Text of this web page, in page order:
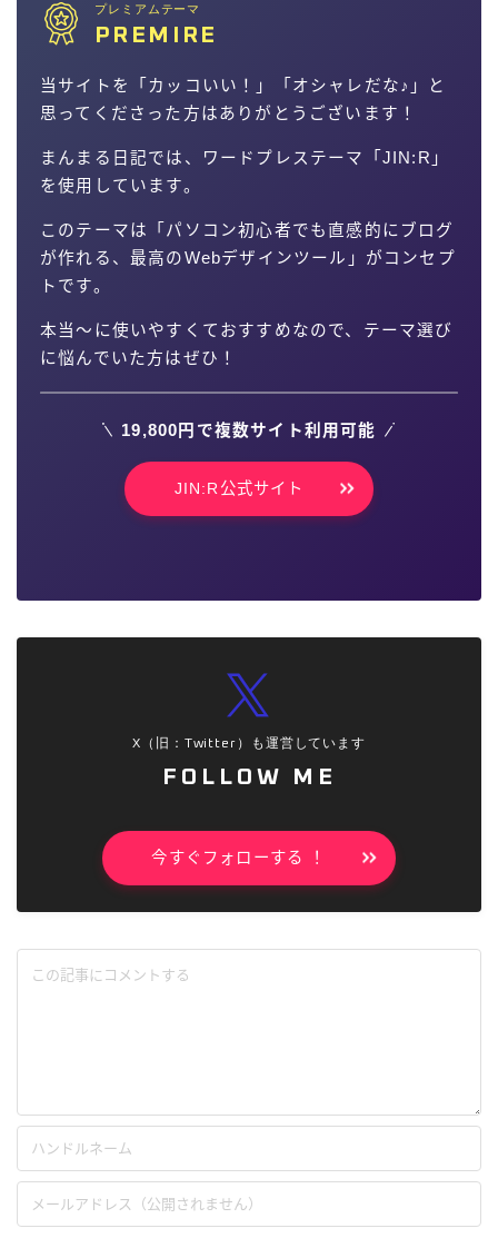
プレミアムテーマ
PREMIRE
当サイトを「カッコいい！」「オシャレだな♪」と
思ってくださった方はありがとうございます！
まんまる日記では、ワードプレステーマ「JIN:R」
を使用しています。
このテーマは「パソコン初心者でも直感的にブログ
が作れる、最高のWebデザインツール」がコンセプ
トです。
本当〜に使いやすくておすすめなので、テーマ選び
に悩んでいた方はぜひ！
19,800円で複数サイト利用可能
JIN:R公式サイト
X（旧：Twitter）も運営しています
FOLLOW ME
今すぐフォローする ！